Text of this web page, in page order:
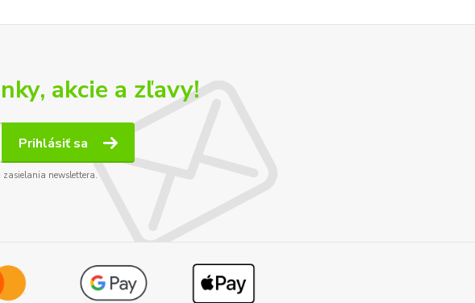
akcie a zľavy!
Prihlásiť sa
zasielania newslettera.